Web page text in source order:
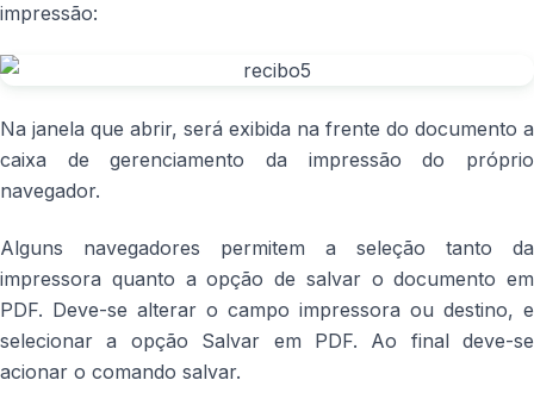
impressão:
Na janela que abrir, será exibida na frente do documento a
caixa de gerenciamento da impressão do próprio
navegador.
Alguns navegadores permitem a seleção tanto da
impressora quanto a opção de salvar o documento em
PDF. Deve-se alterar o campo impressora ou destino, e
selecionar a opção Salvar em PDF. Ao final deve-se
acionar o comando salvar.